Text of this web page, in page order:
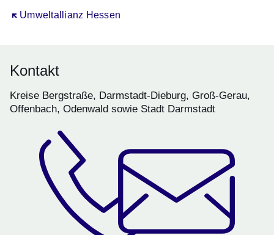
Umweltallianz Hessen
Öffnet sich in einem neuen Fenster
Kontakt
Kreise Bergstraße, Darmstadt-Dieburg, Groß-Gerau,
Offenbach, Odenwald sowie Stadt Darmstadt